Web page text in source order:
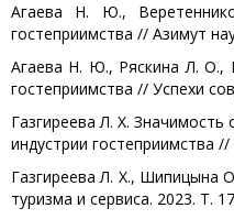
Агаева Н. Ю.,
гостеприимства // Азимут
Агаева Н. Ю., Ряскина Л. О.,
гостеприимства // Успехи
Газгиреева Л. Х.
индустрии гостеприимства
Газгиреева Л. Х., Шипицына
туризма и сервиса. 2023. Т.